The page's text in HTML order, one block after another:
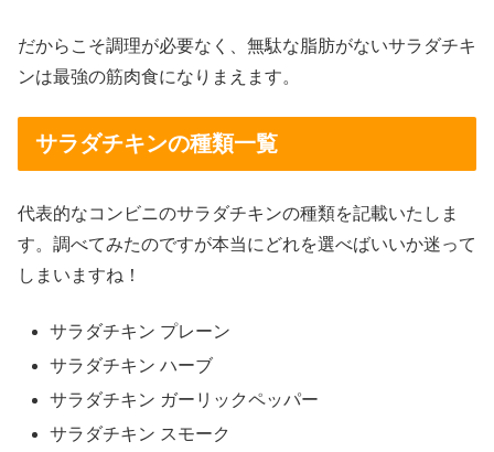
だからこそ調理が必要なく、無駄な脂肪がないサラダチキ
ンは最強の筋肉食になりまえます。
サラダチキンの種類一覧
代表的なコンビニのサラダチキンの種類を記載いたしま
す。調べてみたのですが本当にどれを選べばいいか迷って
しまいますね！
サラダチキン プレーン
サラダチキン ハーブ
サラダチキン ガーリックペッパー
サラダチキン スモーク